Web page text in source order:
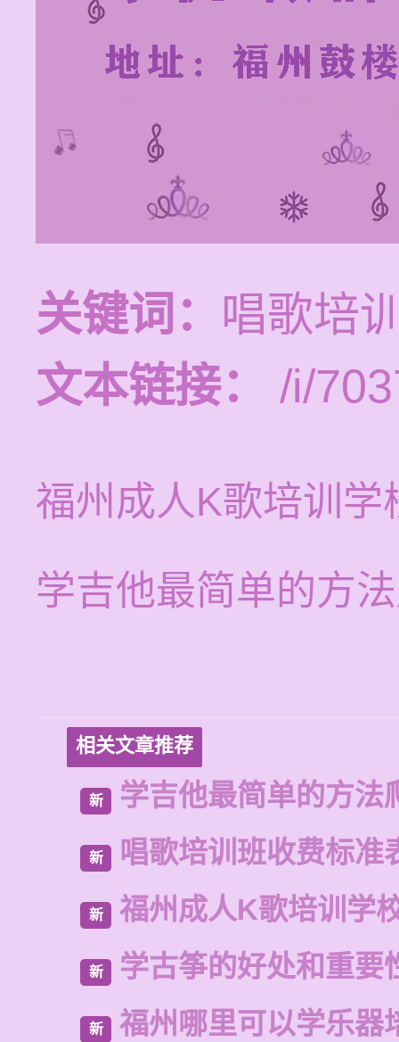
关键词： 唱歌培
文本链接：
/i/
福州成人K歌培训学
学吉他最简单的方
相关文章推荐
新 学吉他最简单的方法
新 唱歌培训班收费标准
新 福州成人K歌培训学
新 学古筝的好处和重要
新 福州哪里可以学乐器